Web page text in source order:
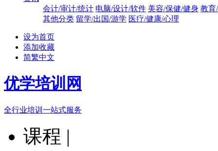
会计/审计/统计 电脑/设计/软件 美容/保健/健身 教育
其他分类 留学/出国/游学 医疗/健康/心理
设为首页
添加收藏
简繁中文
优学培训网
全行业培训一站式服务
课程 |